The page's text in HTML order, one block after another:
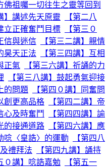
佛祖囑一切往生之靈等回到
】講述先天原靈
【第二八
立正確奮鬥目標
【第三０
信與迷信
【第三二講】親情
昊天正法
【第三四講】互相
正氣
【第三六講】祈誦的力
【第三八講】鼓起勇氣迎接
的問題
【第四０講】同奮問
創更高品格
【第四二講】帝
心及時奮鬥
【第四四講】諭
的接通道路
【第四六講】應
唸〈皇誥〉的運動
【第四八
禮拜法
【第四九講】誦持
０講】唸誥嘉勉
【第五一